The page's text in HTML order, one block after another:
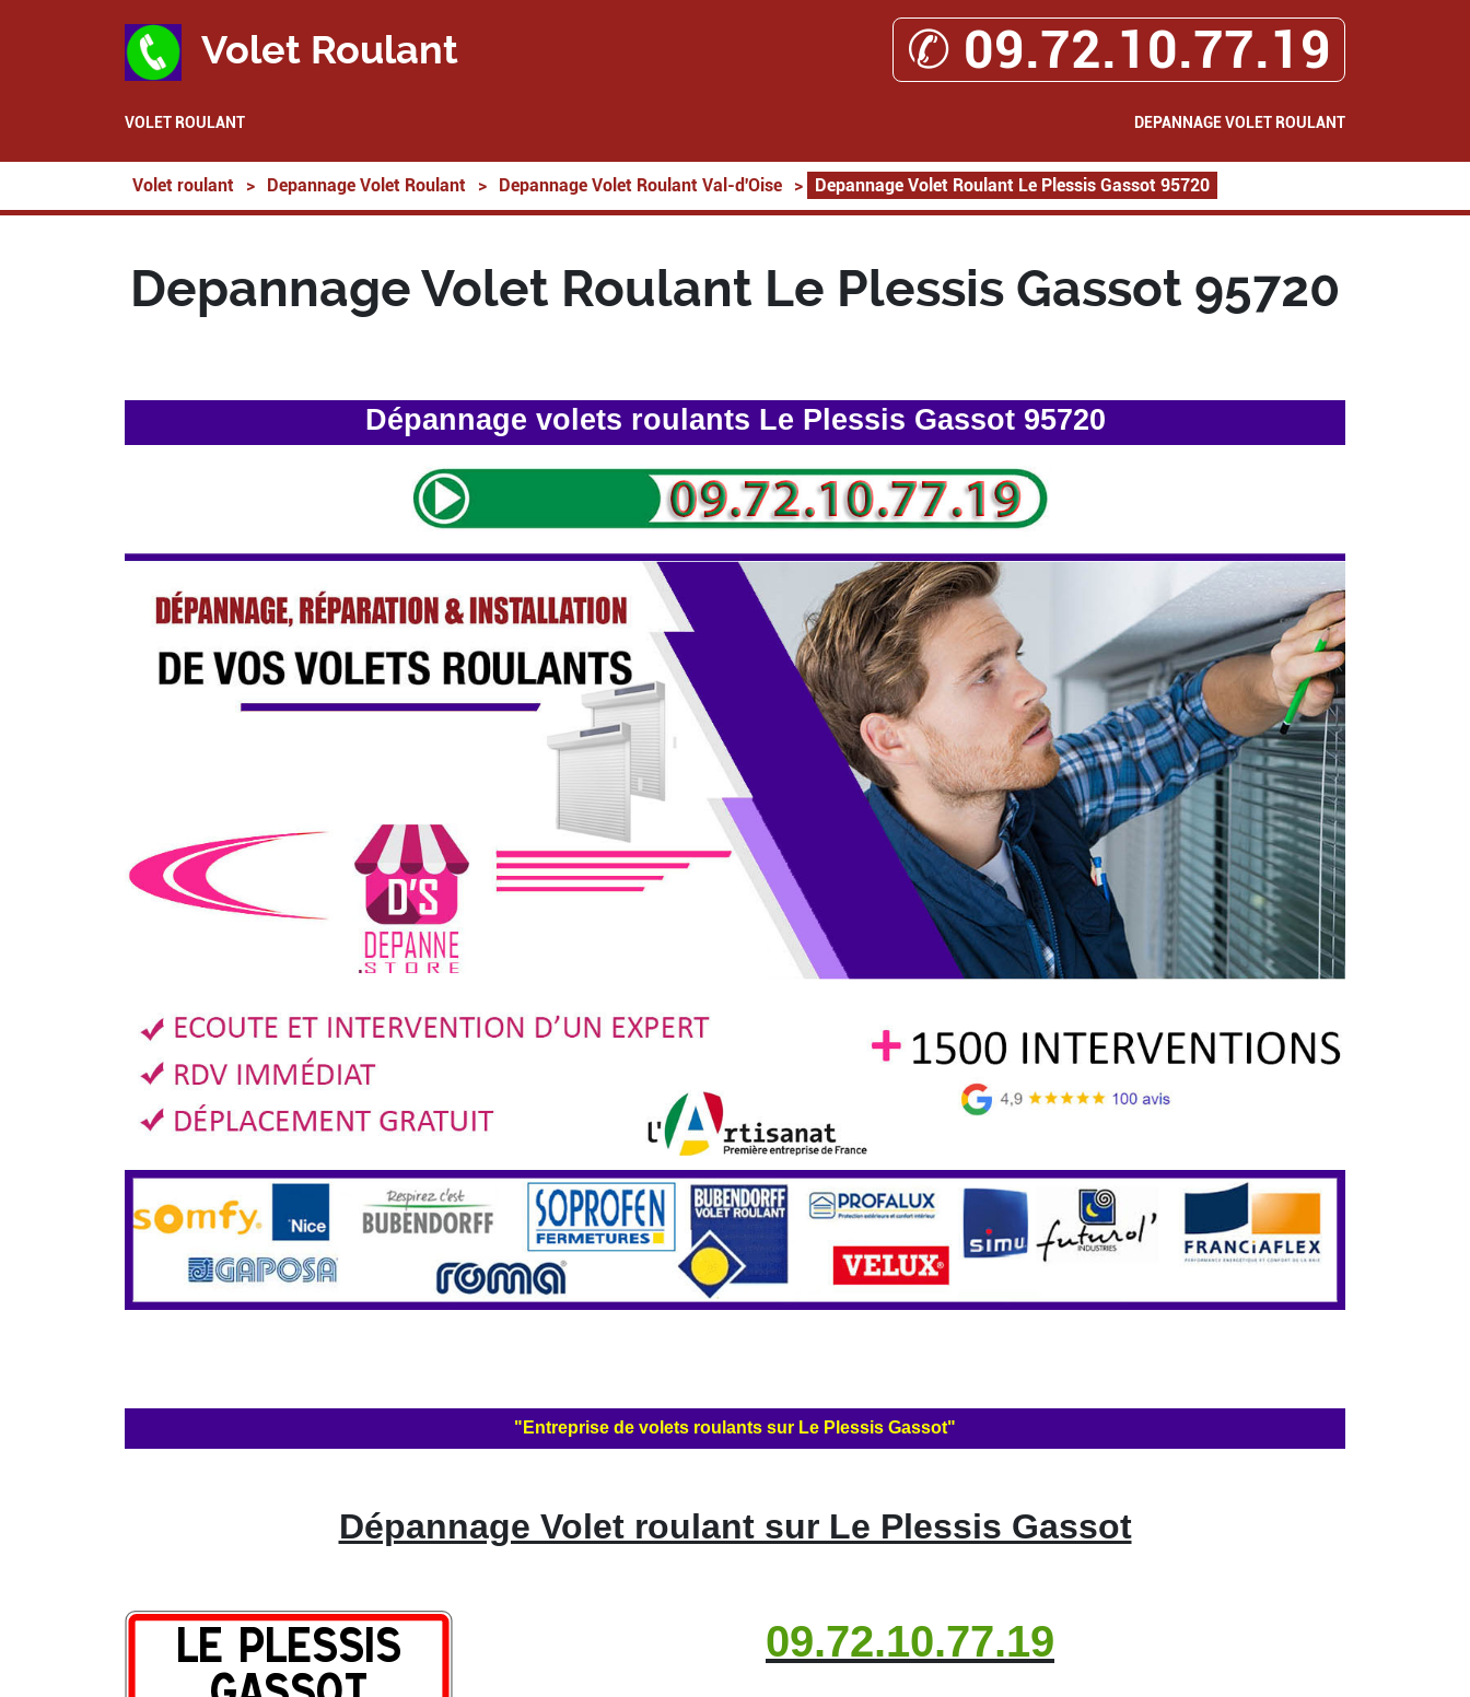
Volet Roulant ✆ 09.72.10.77.19
VOLET ROULANT DEPANNAGE VOLET ROULANT
Volet roulant > Depannage Volet Roulant > Depannage Volet Roulant Val-d'Oise > Depannage Volet Roulant Le Plessis Gassot 95720
Depannage Volet Roulant Le Plessis Gassot 95720
Dépannage volets roulants Le Plessis Gassot 95720
"Entreprise de volets roulants sur Le Plessis Gassot"
Dépannage Volet roulant sur Le Plessis Gassot
09.72.10.77.19